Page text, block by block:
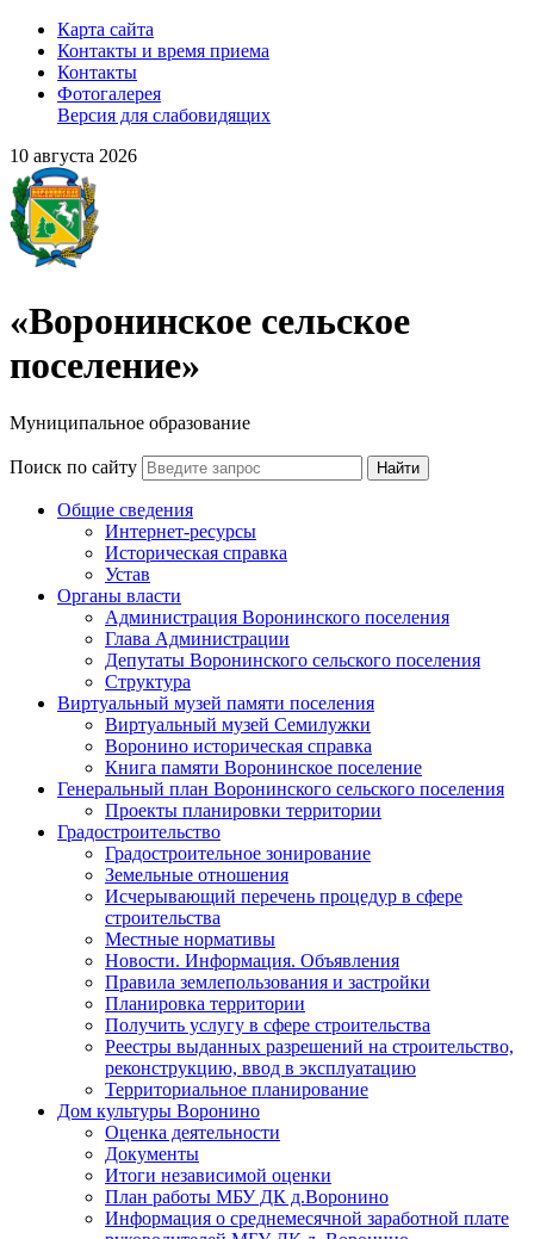
Карта сайта
Контакты и время приема
Контакты
Фотогалерея
Версия для слабовидящих
10 августа 2026
«Воронинское сельское
поселение»
Муниципальное образование
Поиск по сайту Найти
Общие сведения
Интернет-ресурсы
Историческая справка
Устав
Органы власти
Администрация Воронинского поселения
Глава Администрации
Депутаты Воронинского сельского поселения
Структура
Виртуальный музей памяти поселения
Виртуальный музей Семилужки
Воронино историческая справка
Книга памяти Воронинское поселение
Генеральный план Воронинского сельского поселения
Проекты планировки территории
Градостроительство
Градостроительное зонирование
Земельные отношения
Исчерывающий перечень процедур в сфере
строительства
Местные нормативы
Новости. Информация. Объявления
Правила землепользования и застройки
Планировка территории
Получить услугу в сфере строительства
Реестры выданных разрешений на строительство,
реконструкцию, ввод в эксплуатацию
Территориальное планирование
Дом культуры Воронино
Оценка деятельности
Документы
Итоги независимой оценки
План работы МБУ ДК д.Воронино
Информация о среднемесячной заработной плате